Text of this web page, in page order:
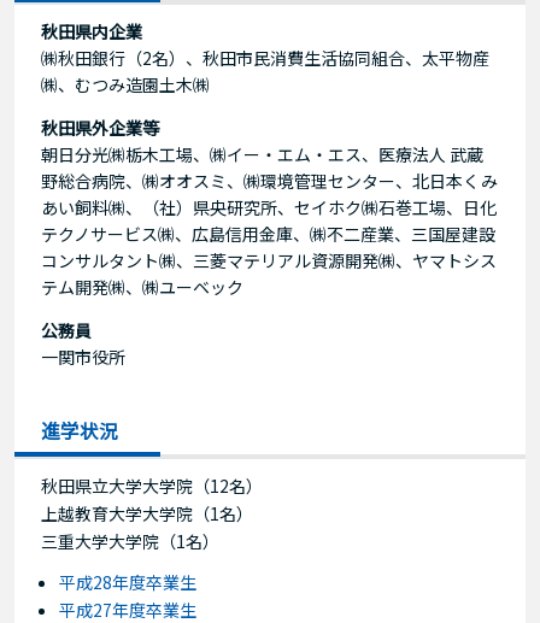
秋田県内企業
㈱秋田銀行（2名）、秋田市民消費生活協同組合、太平物産
㈱、むつみ造園土木㈱
秋田県外企業等
朝日分光㈱栃木工場、㈱イー・エム・エス、医療法人 武蔵
野総合病院、㈱オオスミ、㈱環境管理センター、北日本くみ
あい飼料㈱、（社）県央研究所、セイホク㈱石巻工場、日化
テクノサービス㈱、広島信用金庫、㈱不二産業、三国屋建設
コンサルタント㈱、三菱マテリアル資源開発㈱、ヤマトシス
テム開発㈱、㈱ユーベック
公務員
一関市役所
進学状況
秋田県立大学大学院（12名）
上越教育大学大学院（1名）
三重大学大学院（1名）
平成28年度卒業生
平成27年度卒業生